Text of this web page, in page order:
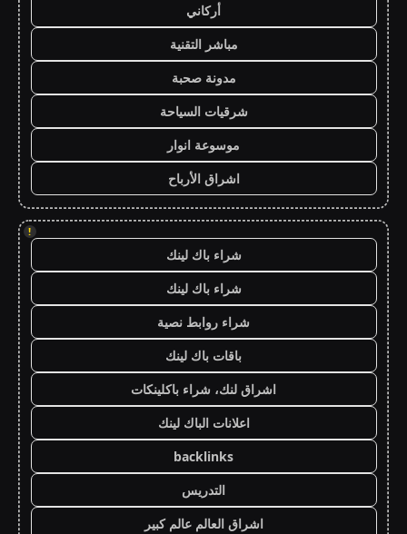
أركاني
مباشر التقنية
مدونة صحبة
شرقيات السياحة
موسوعة انوار
اشراق الأرباح
!
شراء باك لينك
شراء باك لينك
شراء روابط نصية
باقات باك لينك
اشراق لنك، شراء باكلينكات
اعلانات الباك لينك
backlinks
التدريس
اشراق العالم عالم كبير